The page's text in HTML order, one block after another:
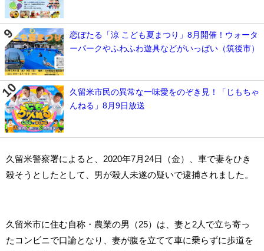
恋ぼたる「涼 こども夏まつり」8月開催！ウォータ
ーパークやふわふわ遊具などがいっぱい（筑後市）
久留米市民の異常な一味愛をのぞき見！「じもちゃ
んねる」8月9日放送
久留米警察署によると、2020年7月24日（金）、車で妻をひき
殺そうとしたとして、男が殺人未遂の疑いで逮捕されました。
久留米市に住む自称・農業の男（25）は、妻と2人で立ち寄っ
たコンビニで口論となり、妻が腹を立てて車に乗らずに歩道を